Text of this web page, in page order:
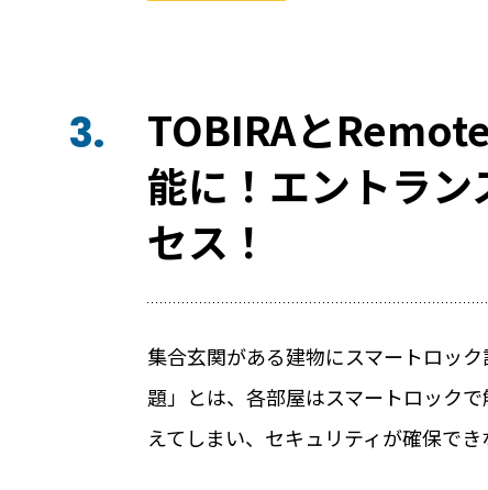
3.
TOBIRAと
能に！エントラ
セス！
集合玄関がある建物にスマートロッ
題」とは、各部屋はスマートロック
えてしまい、セキュリティが確保で
機能トップ
ユニバーサルアクセスキ
パス
システム連携
システム連携トップ
API連携
製品情報
製品情報トップ
製品ラインナップ
利用事例